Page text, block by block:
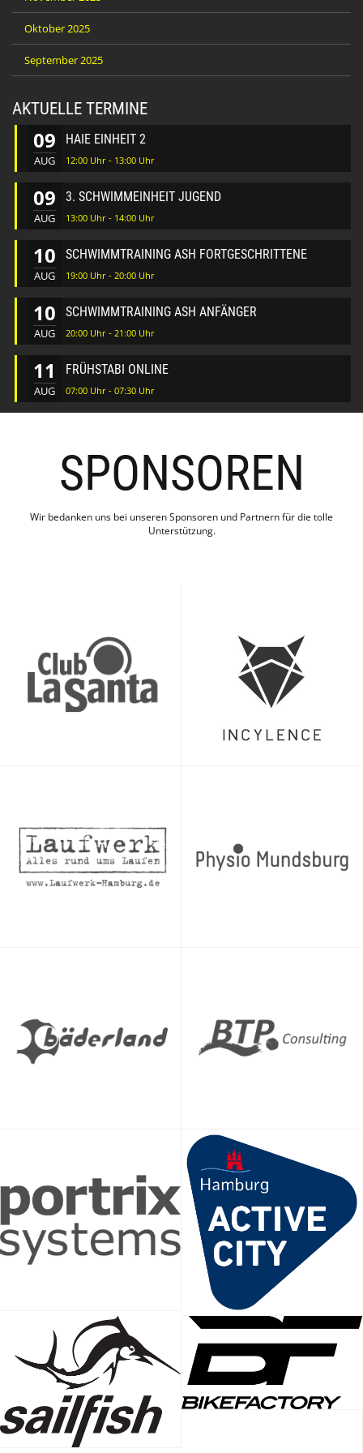
Oktober 2025
September 2025
AKTUELLE TERMINE
09
AUG
HAIE EINHEIT 2
12:00 Uhr - 13:00 Uhr
09
AUG
3. SCHWIMMEINHEIT JUGEND
13:00 Uhr - 14:00 Uhr
10
AUG
SCHWIMMTRAINING ASH FORTGESCHRITTENE
19:00 Uhr - 20:00 Uhr
10
AUG
SCHWIMMTRAINING ASH ANFÄNGER
20:00 Uhr - 21:00 Uhr
11
AUG
FRÜHSTABI ONLINE
07:00 Uhr - 07:30 Uhr
SPONSOREN
Wir bedanken uns bei unseren Sponsoren und Partnern für die tolle
Unterstützung.